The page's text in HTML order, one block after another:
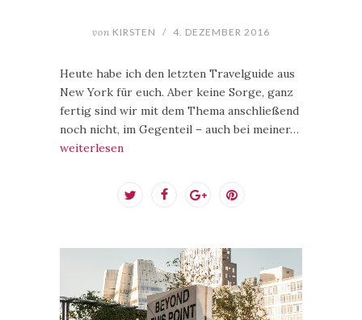
von KIRSTEN / 4. DEZEMBER 2016
Heute habe ich den letzten Travelguide aus
New York für euch. Aber keine Sorge, ganz
fertig sind wir mit dem Thema anschließend
noch nicht, im Gegenteil – auch bei meiner…
weiterlesen